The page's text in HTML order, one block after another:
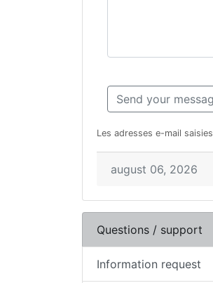
Les adresses e-mail
august 06, 2026
Questions / support
Information request